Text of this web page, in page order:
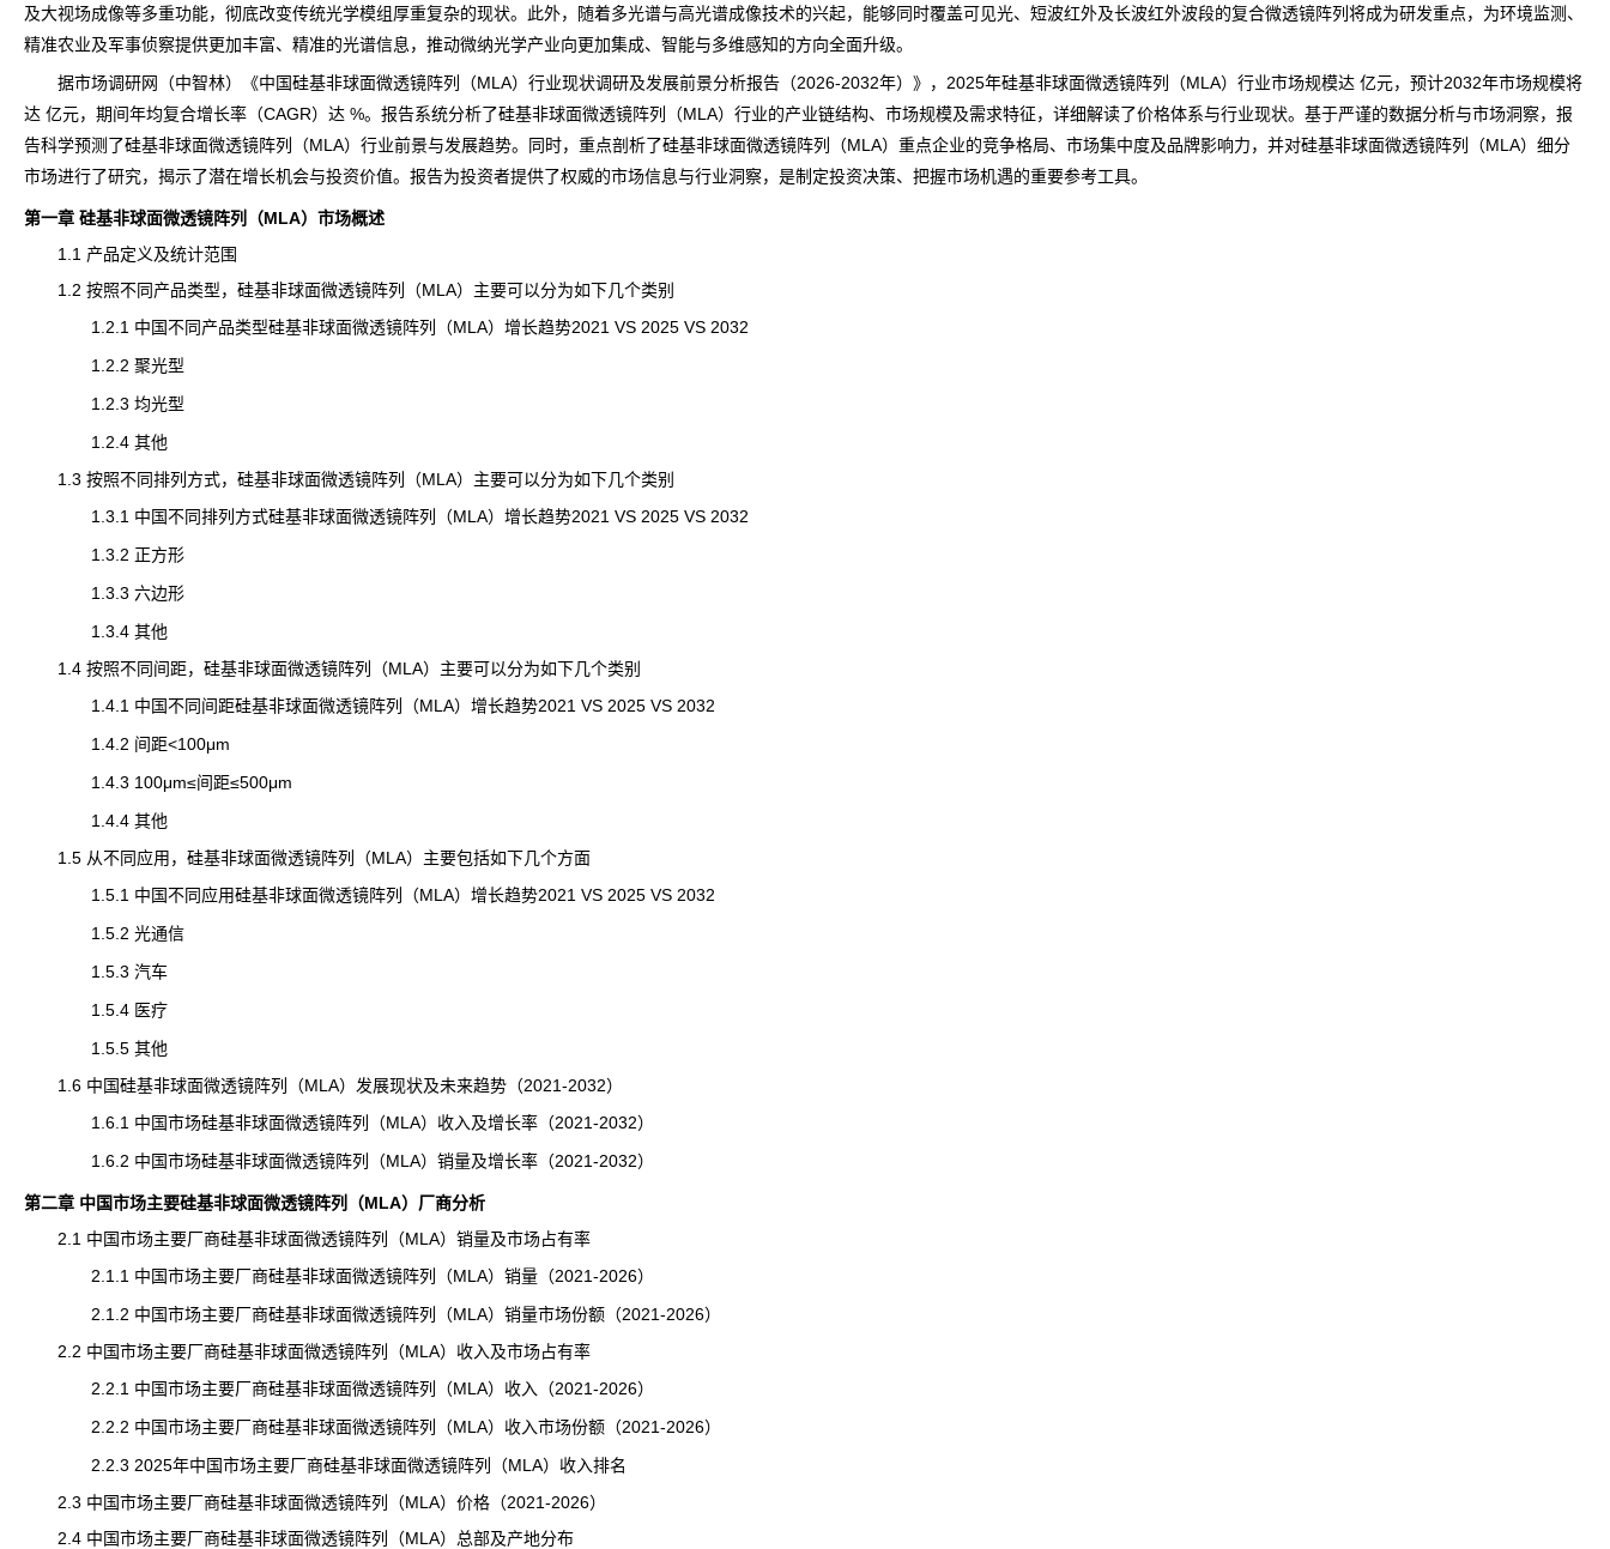
及大视场成像等多重功能，彻底改变传统光学模组厚重复杂的现状。此外，随着多光谱与高光谱成像技术的兴起，能够同时覆盖可见光、短波红外及长波红外波段的复合微透镜阵列将成为研发重点，为环境监测、
精准农业及军事侦察提供更加丰富、精准的光谱信息，推动微纳光学产业向更加集成、智能与多维感知的方向全面升级。
据市场调研网（中智林）《中国硅基非球面微透镜阵列（MLA）行业现状调研及发展前景分析报告（2026-2032年）》，2025年硅基非球面微透镜阵列（MLA）行业市场规模达 亿元，预计2032年市场规模将
达 亿元，期间年均复合增长率（CAGR）达 %。报告系统分析了硅基非球面微透镜阵列（MLA）行业的产业链结构、市场规模及需求特征，详细解读了价格体系与行业现状。基于严谨的数据分析与市场洞察，报
告科学预测了硅基非球面微透镜阵列（MLA）行业前景与发展趋势。同时，重点剖析了硅基非球面微透镜阵列（MLA）重点企业的竞争格局、市场集中度及品牌影响力，并对硅基非球面微透镜阵列（MLA）细分
市场进行了研究，揭示了潜在增长机会与投资价值。报告为投资者提供了权威的市场信息与行业洞察，是制定投资决策、把握市场机遇的重要参考工具。
第一章 硅基非球面微透镜阵列（MLA）市场概述
1.1 产品定义及统计范围
1.2 按照不同产品类型，硅基非球面微透镜阵列（MLA）主要可以分为如下几个类别
1.2.1 中国不同产品类型硅基非球面微透镜阵列（MLA）增长趋势2021 VS 2025 VS 2032
1.2.2 聚光型
1.2.3 均光型
1.2.4 其他
1.3 按照不同排列方式，硅基非球面微透镜阵列（MLA）主要可以分为如下几个类别
1.3.1 中国不同排列方式硅基非球面微透镜阵列（MLA）增长趋势2021 VS 2025 VS 2032
1.3.2 正方形
1.3.3 六边形
1.3.4 其他
1.4 按照不同间距，硅基非球面微透镜阵列（MLA）主要可以分为如下几个类别
1.4.1 中国不同间距硅基非球面微透镜阵列（MLA）增长趋势2021 VS 2025 VS 2032
1.4.2 间距<100μm
1.4.3 100μm≤间距≤500μm
1.4.4 其他
1.5 从不同应用，硅基非球面微透镜阵列（MLA）主要包括如下几个方面
1.5.1 中国不同应用硅基非球面微透镜阵列（MLA）增长趋势2021 VS 2025 VS 2032
1.5.2 光通信
1.5.3 汽车
1.5.4 医疗
1.5.5 其他
1.6 中国硅基非球面微透镜阵列（MLA）发展现状及未来趋势（2021-2032）
1.6.1 中国市场硅基非球面微透镜阵列（MLA）收入及增长率（2021-2032）
1.6.2 中国市场硅基非球面微透镜阵列（MLA）销量及增长率（2021-2032）
第二章 中国市场主要硅基非球面微透镜阵列（MLA）厂商分析
2.1 中国市场主要厂商硅基非球面微透镜阵列（MLA）销量及市场占有率
2.1.1 中国市场主要厂商硅基非球面微透镜阵列（MLA）销量（2021-2026）
2.1.2 中国市场主要厂商硅基非球面微透镜阵列（MLA）销量市场份额（2021-2026）
2.2 中国市场主要厂商硅基非球面微透镜阵列（MLA）收入及市场占有率
2.2.1 中国市场主要厂商硅基非球面微透镜阵列（MLA）收入（2021-2026）
2.2.2 中国市场主要厂商硅基非球面微透镜阵列（MLA）收入市场份额（2021-2026）
2.2.3 2025年中国市场主要厂商硅基非球面微透镜阵列（MLA）收入排名
2.3 中国市场主要厂商硅基非球面微透镜阵列（MLA）价格（2021-2026）
2.4 中国市场主要厂商硅基非球面微透镜阵列（MLA）总部及产地分布